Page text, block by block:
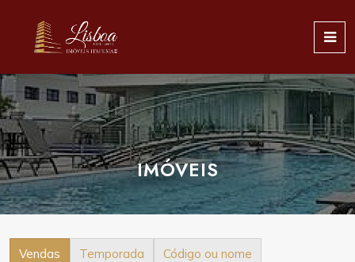
IMÓVEIS
Vendas Temporada Código ou nome